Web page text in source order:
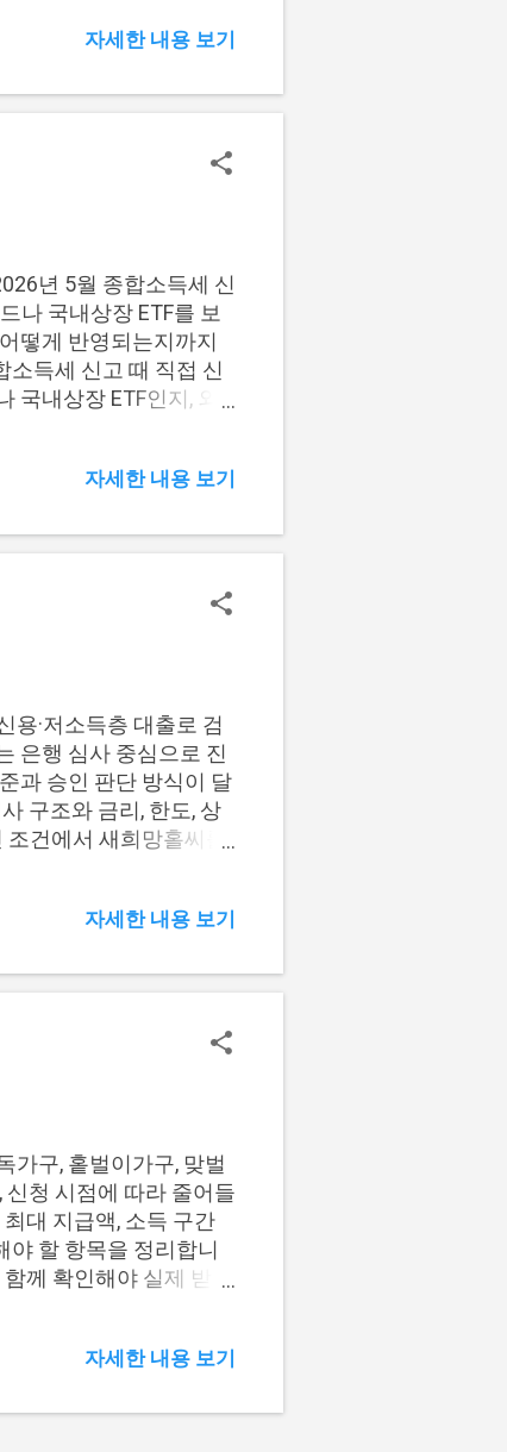
원 구조입니다. 핵심은
주요 대상 기초생활수
야 검토할 수 있습니
닙니다. 금액만 보고
, 지급일을 한 번에 비
기준 보기 지원금액,
자세한 내용 보기
년 5월 종합소득세 신
나 국내상장 ETF를 보
떻게 반영되는지까지
소득세 신고 때 직접 신
내상장 ETF인지, 외
펀드 세금 변화 해외펀
정 후에는 투자자별로
급 투자자별 공제 구조
판매사 원천징수 배당
구조로 바뀌어 5월 신
이유보다 본인이 직접
자라면 2026년 5월 종
자세한 내용 보기
용·저소득층 대출로 검
은행 심사 중심으로 진
과 승인 판단 방식이 달
구조와 금리, 한도, 상
건에서 새희망홀씨를
씨, 햇살론, 사잇돌대출
의 보증 구조가 함께 작
심사와 금융회사 심사
행 등 금융회사 심사와
께 영향을 줄 수 있습니
저 비교하는 것이 좋습
론이나 사잇돌대출과
자세한 내용 보기
가구, 홑벌이가구, 맞벌
청 시점에 따라 줄어들
대 지급액, 소득 구간
야 할 항목을 정리합니
께 확인해야 실제 받을
. 2026년 정기 신청 기
벌이가구 285만원 맞벌
자세한 내용 보기